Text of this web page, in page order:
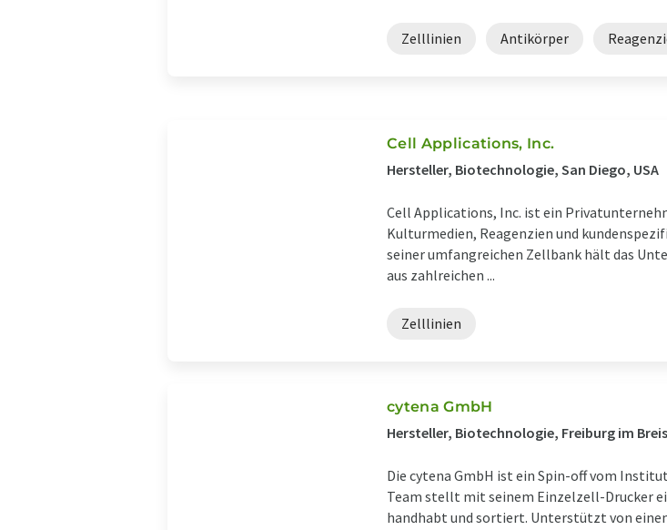
Zelllinien Antikörper
Cell Applications, Inc.
Hersteller, Biotechnologie, San Diego, USA
Cell Applications, Inc. ist ein
Kulturmedien, Reagenzien und
seiner umfangreichen Zellbank hält das
aus zahlreichen ...
Zelllinien
cytena GmbH
Hersteller, Biotechnologie, Freiburg im
Die cytena GmbH ist ein Spin-off vom
Team stellt mit seinem Einzelzell-Drucker
handhabt und sortiert. Unterstützt von